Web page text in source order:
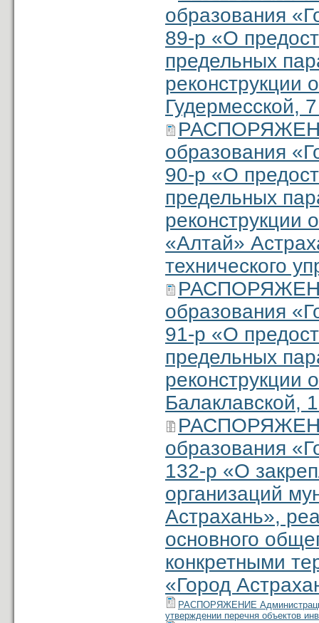
образования
89-р «О
предельных
реконструкции
Гудермесской,
образования
90-р «О
предельных
реконструкции
«Алтай»
технического
образования
91-р «О
предельных
реконструкции
Балаклавской,
образования
132-р «О
организаций
Астрахань»,
основного
конкретными
«Город
РАСПОРЯЖЕНИЕ
утверждении перечня объектов